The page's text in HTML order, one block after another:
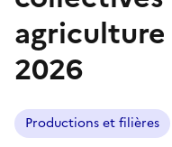
2026
Productions et filières